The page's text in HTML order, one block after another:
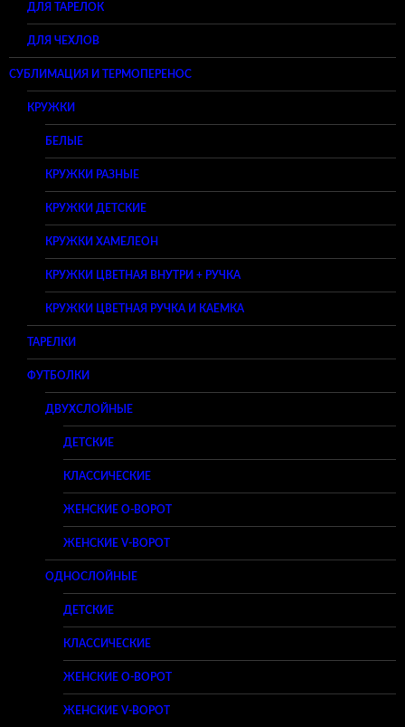
ДЛЯ ТАРЕЛОК
ДЛЯ ЧЕХЛОВ
СУБЛИМАЦИЯ И ТЕРМОПЕРЕНОС
КРУЖКИ
БЕЛЫЕ
КРУЖКИ РАЗНЫЕ
КРУЖКИ ДЕТСКИЕ
КРУЖКИ ХАМЕЛЕОН
КРУЖКИ ЦВЕТНАЯ ВНУТРИ + РУЧКА
КРУЖКИ ЦВЕТНАЯ РУЧКА И КАЕМКА
ТАРЕЛКИ
ФУТБОЛКИ
ДВУХСЛОЙНЫЕ
ДЕТСКИЕ
КЛАССИЧЕСКИЕ
ЖЕНСКИЕ O-ВОРОТ
ЖЕНСКИЕ V-ВОРОТ
ОДНОСЛОЙНЫЕ
ДЕТСКИЕ
КЛАССИЧЕСКИЕ
ЖЕНСКИЕ O-ВОРОТ
ЖЕНСКИЕ V-ВОРОТ